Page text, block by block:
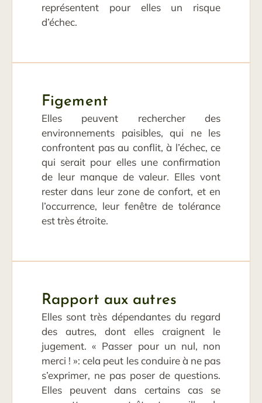
représentent pour elles un risque
d’échec.
Figement
Elles peuvent rechercher des
environnements paisibles, qui ne les
confrontent pas au conflit, à l’échec, ce
qui serait pour elles une confirmation
de leur manque de valeur. Elles vont
rester dans leur zone de confort, et en
l’occurrence, leur fenêtre de tolérance
est très étroite.
Rapport aux autres
Elles sont très dépendantes du regard
des autres, dont elles craignent le
jugement. « Passer pour un nul, non
merci ! »: cela peut les conduire à ne pas
s’exprimer, ne pas poser de questions.
Elles peuvent dans certains cas se